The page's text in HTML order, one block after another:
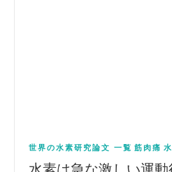
世界の水素研究論文 一覧 筋肉痛